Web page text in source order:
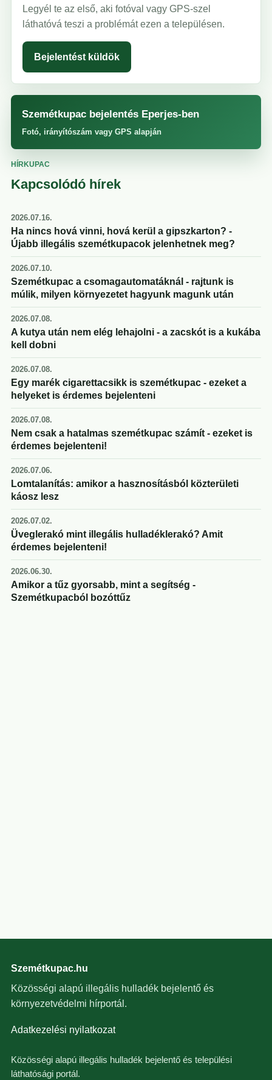
Legyél te az első, aki fotóval vagy GPS-szel
láthatóvá teszi a problémát ezen a településen.
Bejelentést küldök
Szemétkupac bejelentés Eperjes-ben
Fotó, irányítószám vagy GPS alapján
HÍRKUPAC
Kapcsolódó hírek
2026.07.16.
Ha nincs hová vinni, hová kerül a gipszkarton? -
Újabb illegális szemétkupacok jelenhetnek meg?
2026.07.10.
Szemétkupac a csomagautomatáknál - rajtunk is
múlik, milyen környezetet hagyunk magunk után
2026.07.08.
A kutya után nem elég lehajolni - a zacskót is a kukába
kell dobni
2026.07.08.
Egy marék cigarettacsikk is szemétkupac - ezeket a
helyeket is érdemes bejelenteni
2026.07.08.
Nem csak a hatalmas szemétkupac számít - ezeket is
érdemes bejelenteni!
2026.07.06.
Lomtalanítás: amikor a hasznosításból közterületi
káosz lesz
2026.07.02.
Üveglerakó mint illegális hulladéklerakó? Amit
érdemes bejelenteni!
2026.06.30.
Amikor a tűz gyorsabb, mint a segítség -
Szemétkupacból bozóttűz
Szemétkupac.hu
Közösségi alapú illegális hulladék bejelentő és
környezetvédelmi hírportál.
Adatkezelési nyilatkozat
Közösségi alapú illegális hulladék bejelentő és települési
láthatósági portál.